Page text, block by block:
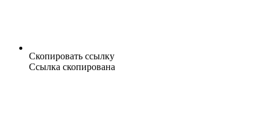
Скопировать ссылку
Ссылка скопирована